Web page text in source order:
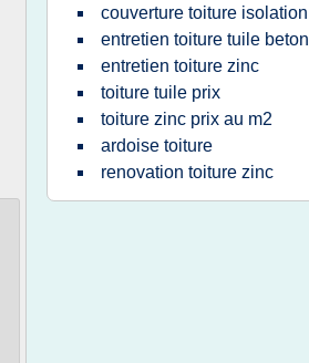
couverture toiture isolation
entretien toiture tuile beton
entretien toiture zinc
toiture tuile prix
toiture zinc prix au m2
ardoise toiture
renovation toiture zinc